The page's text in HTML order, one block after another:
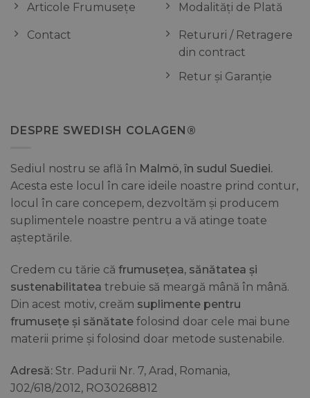
Articole Frumusețe
Contact
Modalități de Plată
Retururi / Retragere
din contract
Retur și Garanție
DESPRE SWEDISH COLAGEN®
Sediul nostru se află în Malmö, în sudul Suediei.
Acesta este locul în care ideile noastre prind contur,
locul în care concepem, dezvoltăm și producem
suplimentele noastre pentru a vă atinge toate
așteptările.
Credem cu tărie că frumusețea, sănătatea și
sustenabilitatea trebuie să meargă mână în mână.
Din acest motiv, creăm suplimente pentru
frumusețe și sănătate folosind doar cele mai bune
materii prime și folosind doar metode sustenabile.
Adresă: Str. Padurii Nr. 7, Arad, Romania,
J02/618/2012, RO30268812